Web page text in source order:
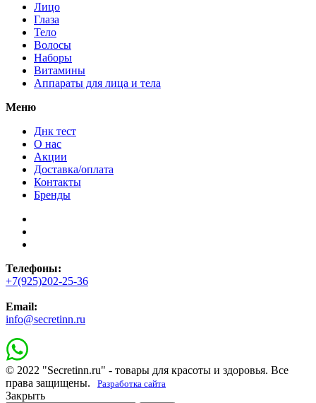
Лицо
Глаза
Тело
Волосы
Наборы
Витамины
Аппараты для лица и тела
Меню
Днк тест
О нас
Акции
Доставка/оплата
Контакты
Бренды
Телефоны:
+7(925)202-25-36
Email:
info@secretinn.ru
© 2022 "Secretinn.ru" - товары для красоты и здоровья. Все
права защищены.
Разработка сайта
Закрыть